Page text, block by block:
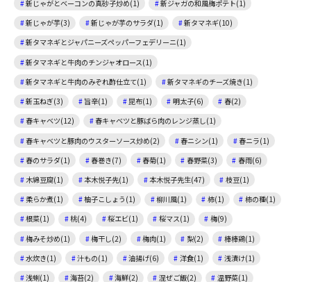
新じゃがとベーコンの真砂子炒め(1)
新ジャガの和風梅ポテト(1)
新じゃが芋(3)
新じゃが芋のサラダ(1)
新タマネギ(10)
新タマネギとジャパニーズペッパーフェデリーニ(1)
新タマネギと牛肉のチンジャオロース(1)
新タマネギと牛肉のみぞれ酢仕立て(1)
新タマネギのチーズ焼き(1)
新玉ねぎ(3)
旨辛(1) 昆布(1) 明太子(6)
春(2)
春キャベツ(12)
春キャベツと豚ばら肉のレンジ蒸し(1)
春キャベツと豚肉のウスターソース炒め(2)
春ニシン(1)
春ニラ(1)
春のサラダ(1)
春巻き(7) 春菊(1) 春野菜(3)
春雨(6)
木綿豆腐(1)
本木悦子先(1) 本木悦子先生(47)
枝豆(1)
柔らか煮(1)
柚子こしょう(1) 柳川風(1) 柿(1)
柿の種(1)
根菜(1)
桃(4) 桜エビ(1) 桜マス(1)
梅(9)
梅みそ炒め(1)
梅干し(2) 梅肉(1) 梨(2)
棒棒鶏(1)
水炊き(1)
汁もの(1) 油揚げ(6) 洋食(1)
浅漬け(1)
浅蜊(1)
海苔(2) 海鮮(2) 混ぜご飯(2) 温野菜(1)